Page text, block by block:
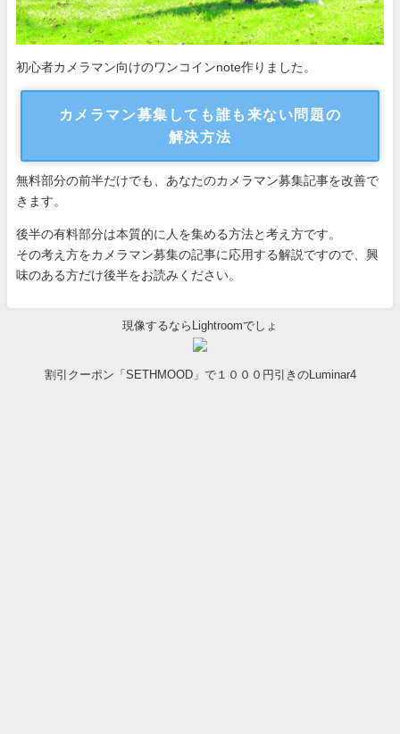
初心者カメラマン向けのワンコインnote作りました。
カメラマン募集しても誰も来ない問題の
解決方法
無料部分の前半だけでも、あなたのカメラマン募集記事を改善で
きます。
後半の有料部分は本質的に人を集める方法と考え方です。
その考え方をカメラマン募集の記事に応用する解説ですので、興
味のある方だけ後半をお読みください。
現像するならLightroomでしょ
割引クーポン「SETHMOOD」で１０００円引きのLuminar4